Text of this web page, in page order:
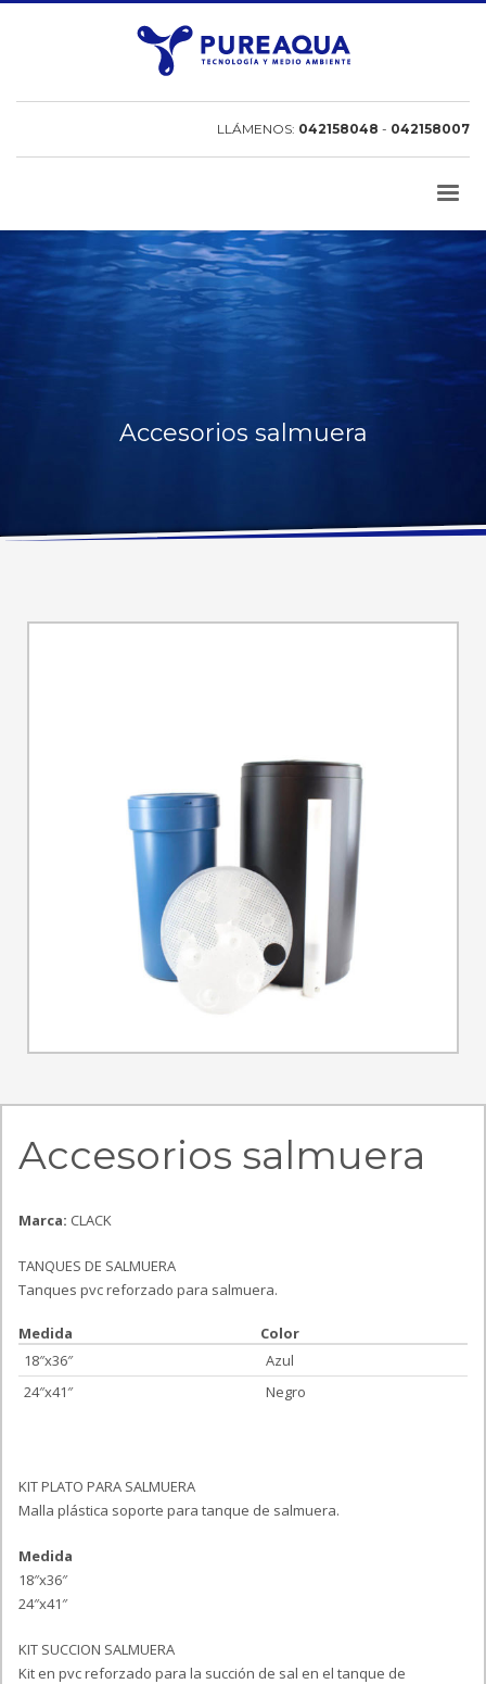
LLÁMENOS: 042158048 - 042158007
Accesorios salmuera
Accesorios salmuera
Marca: CLACK
TANQUES DE SALMUERA
Tanques pvc reforzado para salmuera.
Medida
Color
18″x36″
Azul
24″x41″
Negro
KIT PLATO PARA SALMUERA
Malla plástica soporte para tanque de salmuera.
Medida
18″x36″
24″x41″
KIT SUCCION SALMUERA
Kit en pvc reforzado para la succión de sal en el tanque de